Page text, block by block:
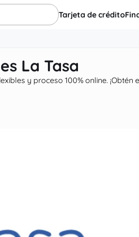
Tarjeta de crédito
La Tasa
y proceso 100% online. ¡Obtén